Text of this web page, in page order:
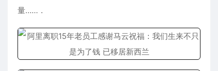
量……．